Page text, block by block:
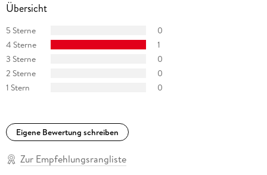
Übersicht
5 Sterne
0
4 Sterne
1
3 Sterne
0
2 Sterne
0
1 Stern
0
Eigene Bewertung schreiben
Zur Empfehlungsrangliste